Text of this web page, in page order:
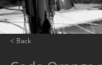
< Back